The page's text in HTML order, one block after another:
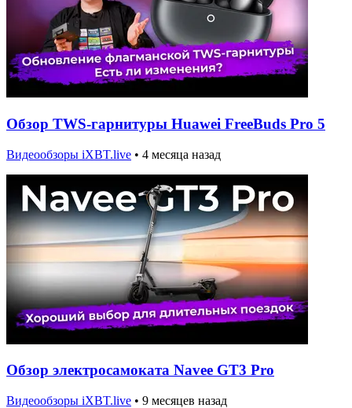
Обзор TWS-гарнитуры Huawei FreeBuds Pro 5
Видеообзоры iXBT.live • 4 месяца назад
Обзор электросамоката Navee GT3 Pro
Видеообзоры iXBT.live • 9 месяцев назад